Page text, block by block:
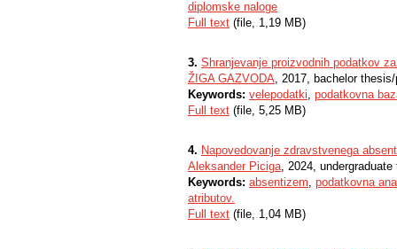
diplomske naloge
Full text (file, 1,19 MB)
3. Shranjevanje proizvodnih podatkov
ŽIGA GAZVODA, 2017, bachelor thesis/
Keywords: velepodatki, podatkovna
Full text (file, 5,25 MB)
4. Napovedovanje zdravstvenega
Aleksander Piciga, 2024, undergraduate
Keywords: absentizem, podatkovna
atributov.
Full text (file, 1,04 MB)